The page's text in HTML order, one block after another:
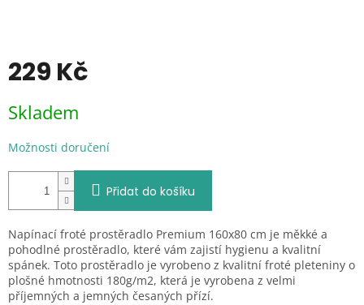
229 Kč
cena:
Skladem
Možnosti doručení
Přidat do košíku
Napínací froté prostěradlo Premium 160x80 cm je měkké a
pohodlné prostěradlo, které vám zajistí hygienu a kvalitní
spánek. Toto prostěradlo je vyrobeno z kvalitní froté pleteniny o
plošné hmotnosti 180g/m2, která je vyrobena z velmi
příjemných a jemných česaných přízí.